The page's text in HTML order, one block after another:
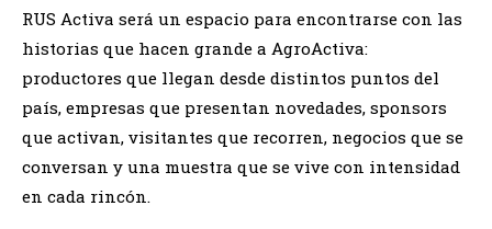
RUS Activa será un espacio para encontrarse con las
historias que hacen grande a AgroActiva:
productores que llegan desde distintos puntos del
país, empresas que presentan novedades, sponsors
que activan, visitantes que recorren, negocios que se
conversan y una muestra que se vive con intensidad
en cada rincón.